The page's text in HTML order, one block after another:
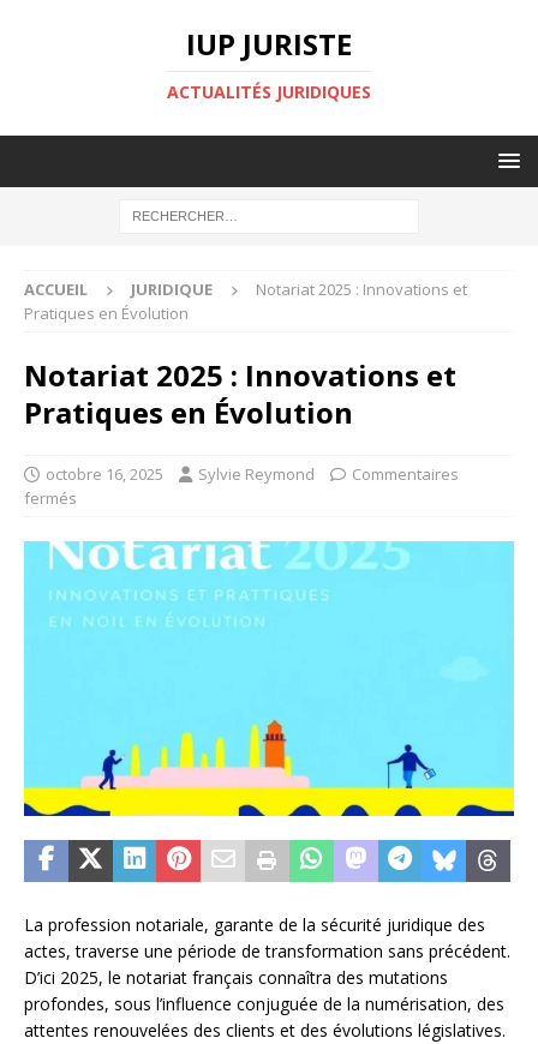
IUP JURISTE
ACTUALITÉS JURIDIQUES
ACCUEIL JURIDIQUE
Notariat 2025 : Innovations et
Pratiques en Évolution
Notariat 2025 : Innovations et
Pratiques en Évolution
octobre 16, 2025 Sylvie Reymond
Commentaires
fermés
La profession notariale, garante de la sécurité juridique des
actes, traverse une période de transformation sans précédent.
D’ici 2025, le notariat français connaîtra des mutations
profondes, sous l’influence conjuguée de la numérisation, des
attentes renouvelées des clients et des évolutions législatives.